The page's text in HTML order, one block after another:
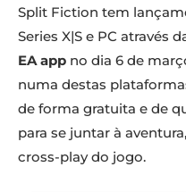
Split Fiction tem
Series X|S e PC através
EA app no dia 6 de
numa destas
de forma gratuita e de
para se juntar à
cross-play do jogo.